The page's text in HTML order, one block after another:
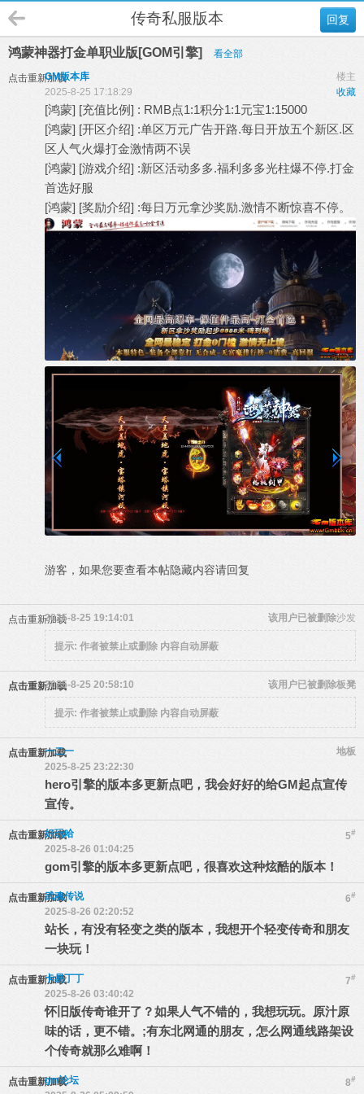
回复
传奇私服版本
鸿蒙神器打金单职业版[GOM引擎] 看全部
点击重新加载 楼主
GM版本库
收藏
2025-8-25 17:18:29
[鸿蒙] [充值比例] : RMB点1:1积分1:1元宝1:15000
[鸿蒙] [开区介绍] :单区万元广告开路.每日开放五个新区.区
区人气火爆打金激情两不误
[鸿蒙] [游戏介绍] :新区活动多多.福利多多光柱爆不停.打金
首选好服
[鸿蒙] [奖励介绍] :每日万元拿沙奖励.激情不断惊喜不停。
游客，如果您要查看本帖隐藏内容请回复
点击重新加载 沙发
该用户已被删除
2025-8-25 19:14:01
提示: 作者被禁止或删除 内容自动屏蔽
点击重新加载 板凳
该用户已被删除
2025-8-25 20:58:10
提示: 作者被禁止或删除 内容自动屏蔽
点击重新加载 地板
一二一
2025-8-25 23:22:30
hero引擎的版本多更新点吧，我会好好的给GM起点宣传
宣传。
点击重新加载 5#
好玩哈
2025-8-26 01:04:25
gom引擎的版本多更新点吧，很喜欢这种炫酷的版本！
点击重新加载 6#
武魂传说
2025-8-26 02:20:52
站长，有没有轻变之类的版本，我想开个轻变传奇和朋友
一块玩！
点击重新加载 7#
卡易丁丁
2025-8-26 03:40:42
怀旧版传奇谁开了？如果人气不错的，我想玩玩。原汁原
味的话，更不错。;有东北网通的朋友，怎么网通线路架设
个传奇就那么难啊！
点击重新加载 8#
gm论坛